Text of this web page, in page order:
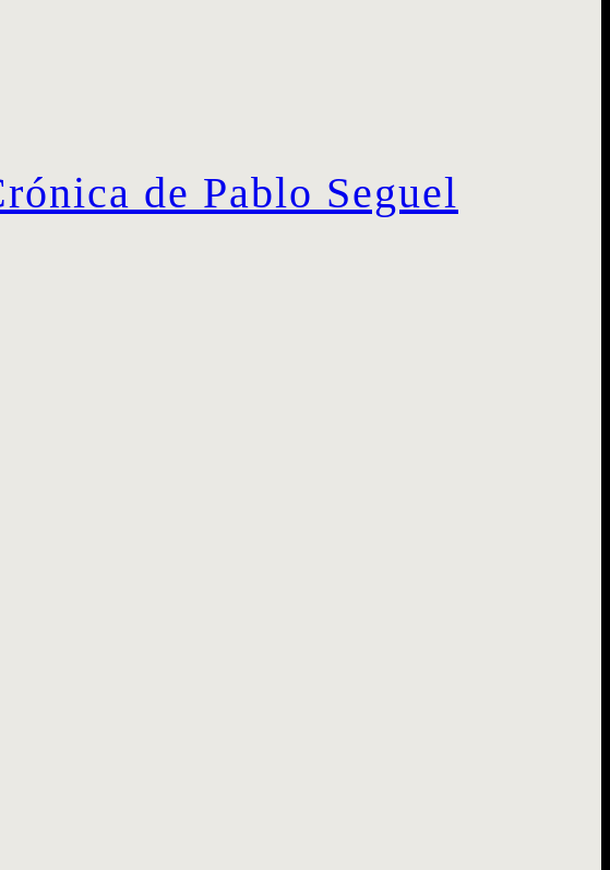
de Pablo Seguel